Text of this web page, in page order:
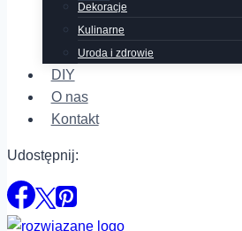
Dekoracje
Kulinarne
Uroda i zdrowie
DIY
O nas
Kontakt
Udostępnij: